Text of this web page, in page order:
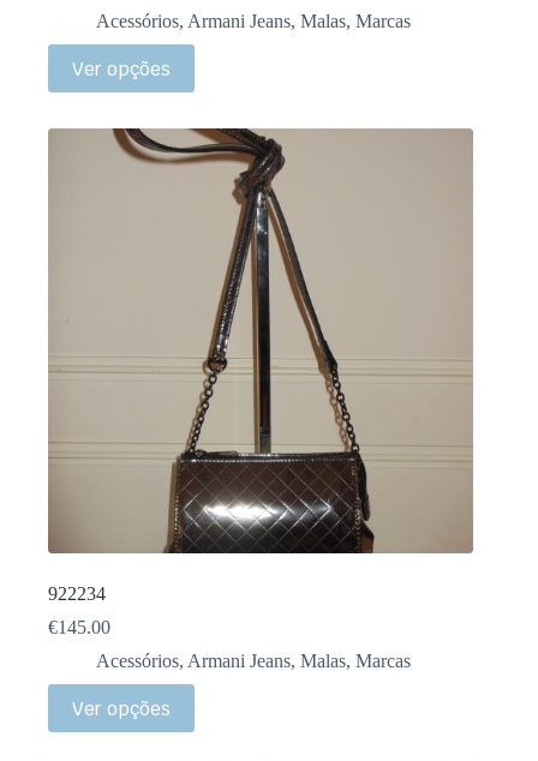
Acessórios, Armani Jeans, Malas, Marcas
Ver opções
922234
€145.00
Acessórios, Armani Jeans, Malas, Marcas
Ver opções